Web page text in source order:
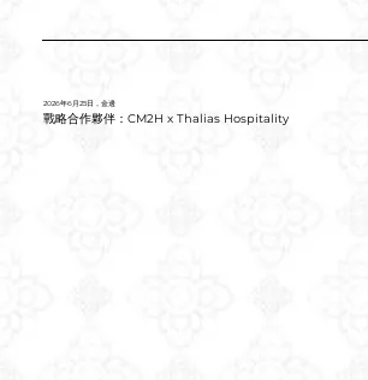
2026年6月25日，金邊
戰略合作夥伴：CM2H x Thalias Hospitality